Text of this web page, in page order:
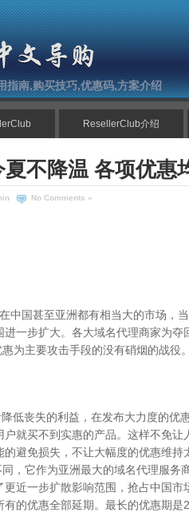
南,购买技巧,优惠码,方案介绍
ResellerClub介绍
不降温 各项优惠
No Comments »
国甚至亚洲都有相当大的市场，
一步扩大。各大域名代理商家为夺
为主要攻击手段的没有硝烟的战役。
丧失的利益，在发布大力度的优
户就买不到实惠的产品。这样不免
避免损失，不让大幅度的优惠维持
，它作为亚洲最大的域名代理服务
近一步扩散影响范围，抢占中国市
的优惠全部延期。最长的优惠期是